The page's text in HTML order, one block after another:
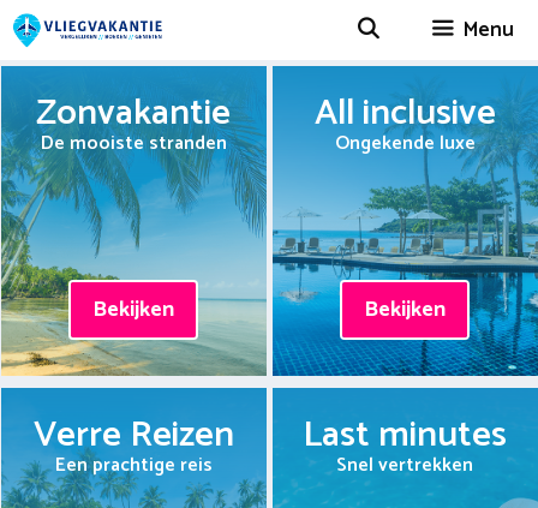
Spring
naar
Menu
Zonvakantie
De mooiste stranden
Bekijken
All inclusive
Ongekende luxe
Bekijken
Verre Reizen
Een prachtige reis
Last minutes
Snel vertrekken